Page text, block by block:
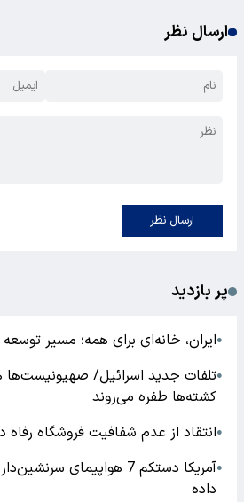
ارسال نظر
ارسال نظر
پر بازدید
●ایران، خانه‌ای برای همه؛ مسیر
●تلفات جدید اسرائیل/ صهیونیست‌ها
کشته‌ها طفره می‌روند
●انتقاد از عدم شفافیت فروشگاه رفاه
●
آمریکا دستکم 7 هواپیمای
داده